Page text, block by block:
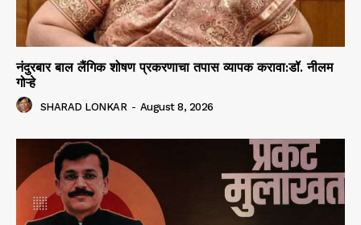
नंदुरबार बाल लैंगिक शोषण प्रकरणाचा तपास व्यापक करावा:डॉ. नीलम
गोऱ्हे
SHARAD LONKAR - August 8, 2026